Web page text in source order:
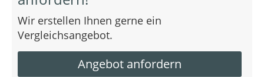
Wir erstellen Ihnen gerne ein
Vergleichsangebot.
Angebot anfordern